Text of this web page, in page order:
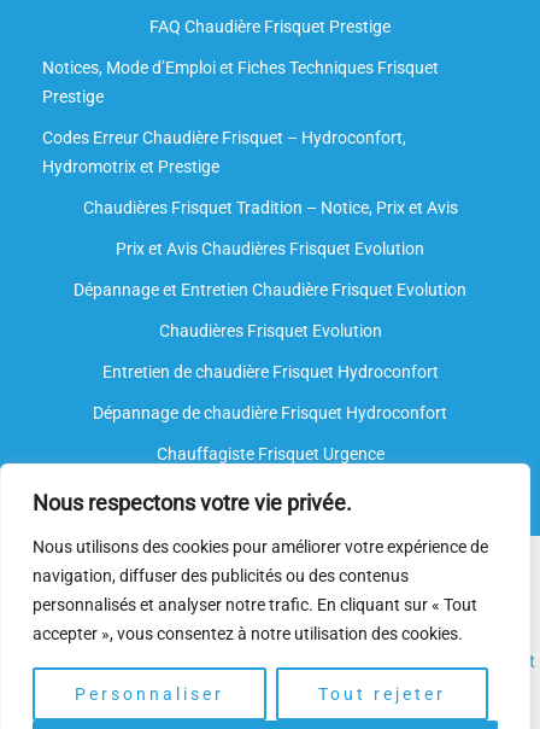
Nous respectons votre vie privée.
Nous utilisons des cookies pour améliorer votre expérience de
navigation, diffuser des publicités ou des contenus
personnalisés et analyser notre trafic. En cliquant sur « Tout
accepter », vous consentez à notre utilisation des cookies.
Personnaliser Tout rejeter
FAQ Chaudière Frisquet Prestige
Notices, Mode d’Emploi et Fiches Techniques Frisquet
Prestige
Codes Erreur Chaudière Frisquet – Hydroconfort,
Hydromotrix et Prestige
Chaudières Frisquet Tradition – Notice, Prix et Avis
Prix et Avis Chaudières Frisquet Evolution
Dépannage et Entretien Chaudière Frisquet Evolution​
Chaudières Frisquet Evolution
Entretien de chaudière Frisquet Hydroconfort
Dépannage de chaudière Frisquet Hydroconfort
Chauffagiste Frisquet Urgence
Nous intervenons sur toutes les marques de chauffe-eau, mais
nous ne sommespas agréés par le fabricant. Nosplombiers
spécialisésdisposent néanmoins de l’expertise et des
et
le
dépannage.